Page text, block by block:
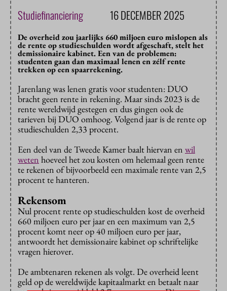
Studiefinanciering 16 DECEMBER 2025
De overheid zou jaarlijks 660 miljoen euro mislopen als
de rente op studieschulden wordt afgeschaft, stelt het
demissionaire kabinet. Een van de problemen:
studenten gaan dan maximaal lenen en zélf rente
trekken op een spaarrekening.
Jarenlang was lenen gratis voor studenten: DUO
bracht geen rente in rekening. Maar sinds 2023 is de
rente wereldwijd gestegen en dus gingen ook de
tarieven bij DUO omhoog. Volgend jaar is de rente op
studieschulden 2,33 procent.
Een deel van de Tweede Kamer baalt hiervan en wil
weten hoeveel het zou kosten om helemaal geen rente
te rekenen of bijvoorbeeld een maximale rente van 2,5
procent te hanteren.
Rekensom
Nul procent rente op studieschulden kost de overheid
660 miljoen euro per jaar en een maximum van 2,5
procent komt neer op 40 miljoen euro per jaar,
antwoordt het demissionaire kabinet op schriftelijke
vragen hierover.
De ambtenaren rekenen als volgt. De overheid leent
geld op de wereldwijde kapitaalmarkt en betaalt naar